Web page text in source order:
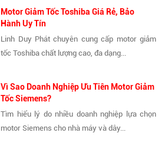
Motor Giảm Tốc Toshiba Giá Rẻ, Bảo
Hành Uy Tín
Linh Duy Phát chuyên cung cấp motor giảm
tốc Toshiba chất lượng cao, đa dạng...
Vì Sao Doanh Nghiệp Ưu Tiên Motor Giảm
Tốc Siemens?
Tìm hiểu lý do nhiều doanh nghiệp lựa chọn
motor Siemens cho nhà máy và dây...